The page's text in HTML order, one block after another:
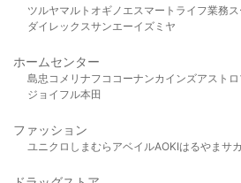
ツルヤマルト オギノ エスマート ライフ業務
ダイレックスサンエーイズミヤ
ホームセンター
島忠 コメリ ナフコ コーナンカインズアスト
ジョイフル本田
ファッション
ユニクロ しまむら アベイルAOKIはるやま サ